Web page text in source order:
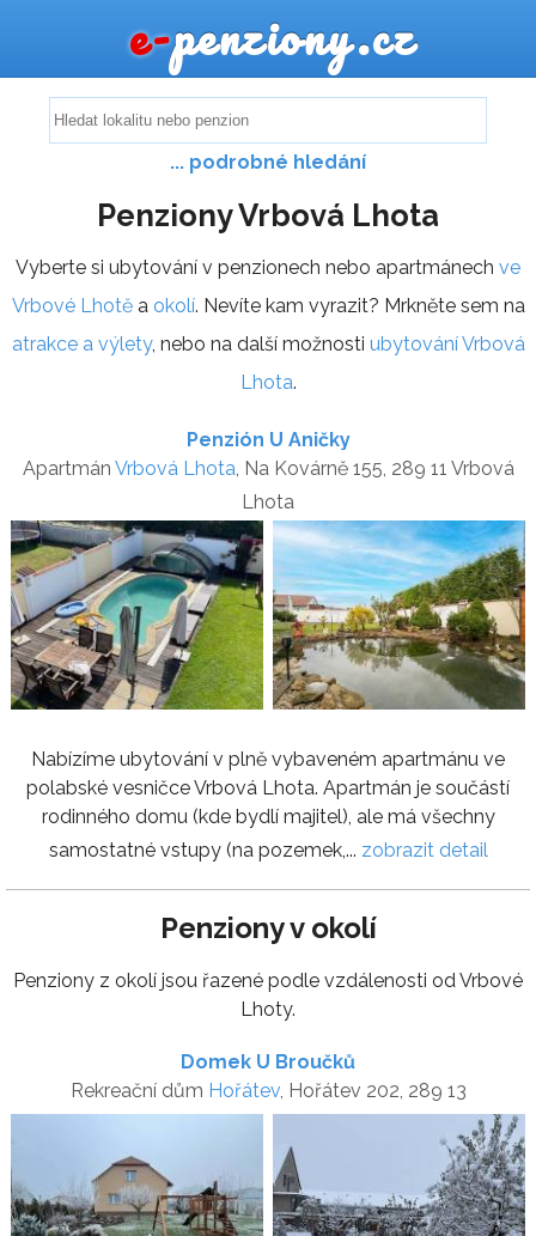
e-penziony.cz
... podrobné hledání
Penziony Vrbová Lhota
Vyberte si ubytování v penzionech nebo apartmánech ve
Vrbové Lhotěa okolí. Nevíte kam vyrazit? Mrkněte sem na
atrakce a výlety, nebo na další možnosti ubytování Vrbová
Lhota.
Penzión U Aničky
Apartmán Vrbová Lhota , Na Kovárně 155, 289 11 Vrbová
Lhota
Nabízíme ubytování v plně vybaveném apartmánu ve
polabské vesničce Vrbová Lhota. Apartmán je součástí
rodinného domu (kde bydlí majitel), ale má všechny
samostatné vstupy (na pozemek,... zobrazit detail
Penziony v okolí
Penziony z okolí jsou řazené podle vzdálenosti od Vrbové
Lhoty.
Domek U Broučků
Rekreační dům Hořátev, Hořátev 202, 289 13